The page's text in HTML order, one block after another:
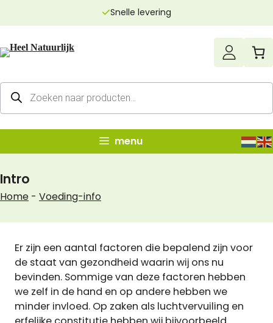
inhoud
Snelle levering
Producten
zoeken
menu
Intro
Home - Voeding-info
Er zijn een aantal factoren die bepalend zijn voor
de staat van gezondheid waarin wij ons nu
bevinden. Sommige van deze factoren hebben
we zelf in de hand en op andere hebben we
minder invloed. Op zaken als luchtvervuiling en